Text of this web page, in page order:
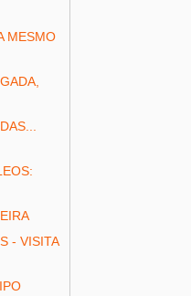
MESMO
- VISITA